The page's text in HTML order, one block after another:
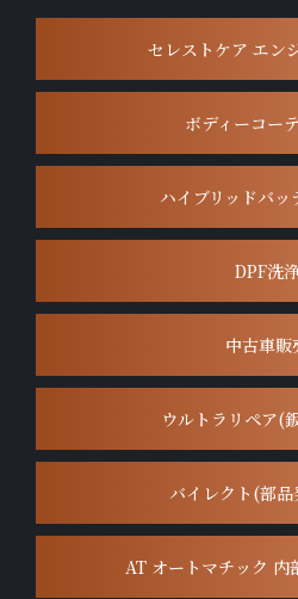
セレストケア エン
ボディーコー
ハイブリッドバッ
DPF洗
中古車販
ウルトラリペア(
バイレクト(部
AT オートマチック 内